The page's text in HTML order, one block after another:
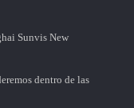
Sunvis New
dentro de las